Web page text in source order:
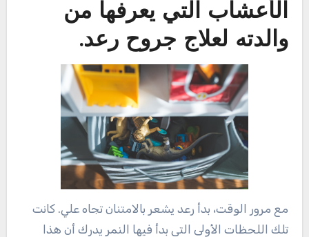
الأعشاب التي يعرفها من
والدته لعلاج جروح رعد.
مع مرور الوقت، بدأ رعد يشعر بالامتنان تجاه علي. كانت
تلك اللحظات الأولى التي بدأ فيها النمر يدرك أن هذا